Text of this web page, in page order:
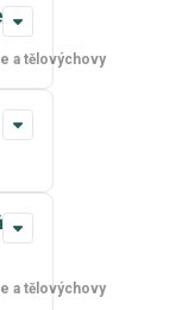
a tělovýchovy
a tělovýchovy